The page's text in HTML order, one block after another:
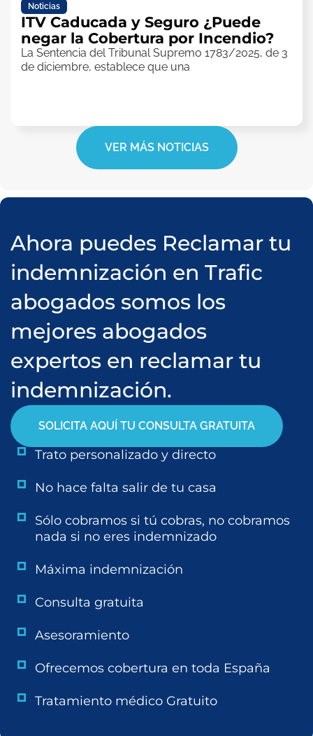
Noticias
ITV Caducada y Seguro ¿Puede
negar la Cobertura por Incendio?
La Sentencia del Tribunal Supremo 1783/2025, de 3
de diciembre, establece que una
VER MÁS NOTICIAS
Ahora puedes Reclamar tu
indemnización en Trafic
abogados somos los
mejores abogados
expertos en reclamar tu
indemnización.
SOLICITA AQUÍ TU CONSULTA GRATUITA
Trato personalizado y directo
No hace falta salir de tu casa
Sólo cobramos si tú cobras, no cobramos
nada si no eres indemnizado
Máxima indemnización
Consulta gratuita
Asesoramiento
Ofrecemos cobertura en toda España
Tratamiento médico Gratuito